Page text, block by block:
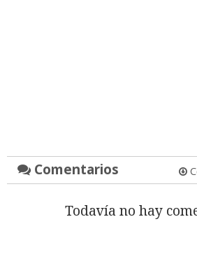
Comentarios
Todavía no hay